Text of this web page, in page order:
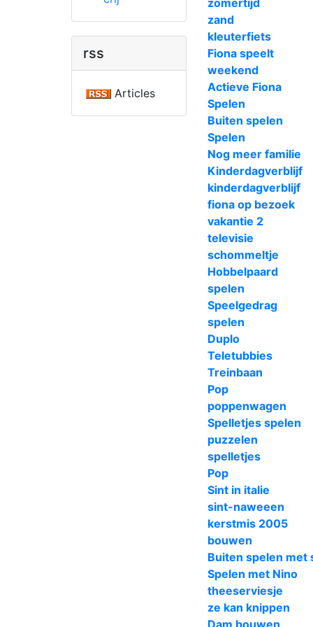
zomertijd
zand
kleuterfiets
Fiona speelt
weekend
Actieve Fiona
Spelen
Buiten spelen
Spelen
Nog meer familie
Kinderdagverblijf
kinderdagverblijf
fiona op bezoek
vakantie 2
televisie
schommeltje
Hobbelpaard
spelen
Speelgedrag
spelen
Duplo
Teletubbies
Treinbaan
Pop
poppenwagen
Spelletjes spelen
puzzelen
spelletjes
Pop
Sint in italie
sint-naweeen
kerstmis 2005
bouwen
Buiten spelen met
Spelen met Nino
theeserviesje
ze kan knippen
rss
Articles